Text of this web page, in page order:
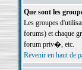
Que sont les
Les groupes
forums) et chaque
forum priv�, etc.
Revenir en haut de